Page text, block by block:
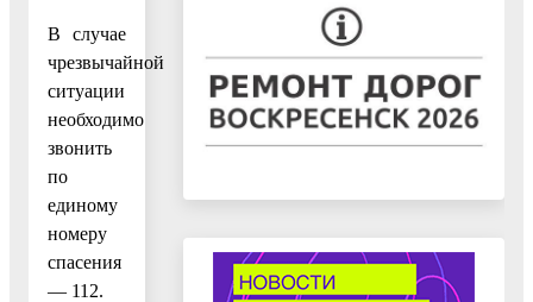
В случае
чрезвычайной
ситуации
необходимо
звонить
по
единому
номеру
спасения
— 112.